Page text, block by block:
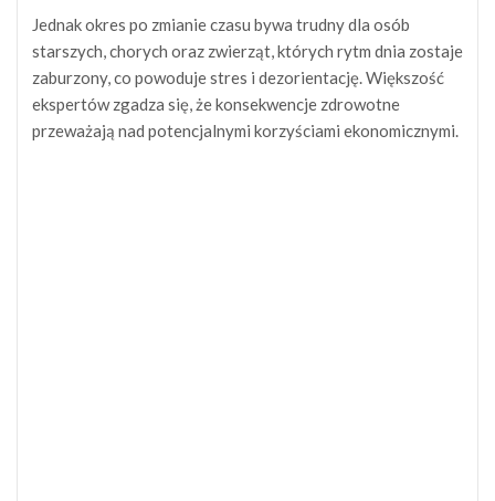
Jednak okres po zmianie czasu bywa trudny dla osób
starszych, chorych oraz zwierząt, których rytm dnia zostaje
zaburzony, co powoduje stres i dezorientację. Większość
ekspertów zgadza się, że konsekwencje zdrowotne
przeważają nad potencjalnymi korzyściami ekonomicznymi.